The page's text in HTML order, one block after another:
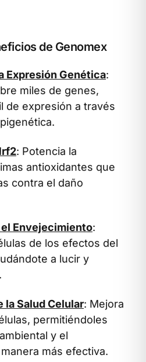
de Genomex
Expresión Genética:
miles de genes,
de expresión a través
: Potencia la
antioxidantes que
contra el daño
Envejecimiento:
de los efectos del
a lucir y
la Salud Celular: Mejora
permitiéndoles
y el
más efectiva.